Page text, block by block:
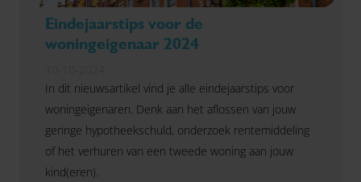
Eindejaarstips voor de
woningeigenaar 2024
In dit nieuwsartikel vind je alle eindejaarstips voor
woningeigenaren. Denk aan het aflossen van jouw
geringe hypotheekschuld, onderzoek rentemiddeling
of het verhuren van een tweede woning aan jouw
kind(eren).